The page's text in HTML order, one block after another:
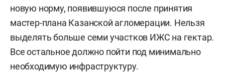
новую норму, появившуюся после принятия
мастер-плана Казанской агломерации. Нельзя
выделять больше семи участков ИЖС на гектар.
Все остальное должно пойти под минимально
необходимую инфраструктуру.